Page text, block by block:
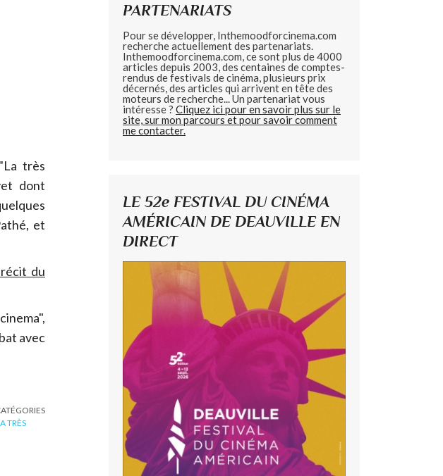
très
dont
et
du
avec
TRÈS
PARTENARIATS
Pour se développer, Inthemoodforcinema.com
recherche actuellement des partenariats.
Inthemoodforcinema.com, ce sont plus de 4000
articles depuis 2003, des centaines de comptes-
rendus de festivals de cinéma, plusieurs prix
décernés, des articles qui arrivent en tête des
moteurs de recherche... Un partenariat vous
intéresse ? Cliquez ici pour en savoir plus sur le
site, sur mon parcours et pour savoir comment
me contacter.
LE 52e FESTIVAL DU CINÉMA
AMÉRICAIN DE DEAUVILLE EN
DIRECT